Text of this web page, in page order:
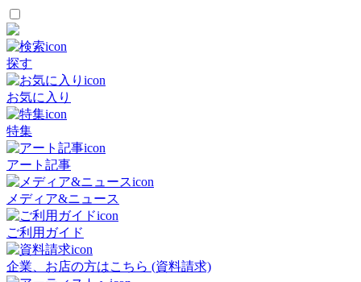
探す
お気に入り
特集
アート記事
メディア&ニュース
ご利用ガイド
企業、お店の方はこちら (資料請求)